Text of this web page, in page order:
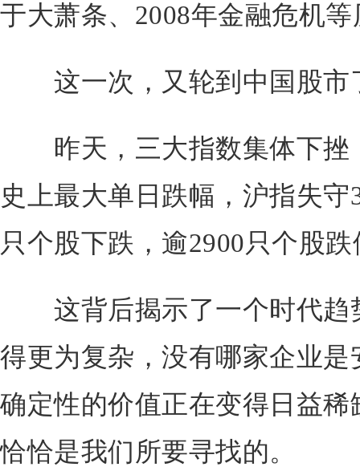
于大萧条、2008年金融危机
这一次，又轮到中国股市
昨天，三大指数集体下挫
史上最大单日跌幅，沪指失守
只个股下跌，逾2900只个股跌
这背后揭示了一个时代趋
得更为复杂，没有哪家企业
确定性的价值正在变得日益
恰恰是我们所要寻找的。